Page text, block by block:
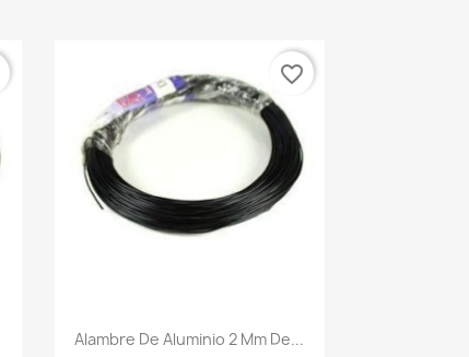
Vista rápida
Alambre De Aluminio 2 Mm De...
favorite_border